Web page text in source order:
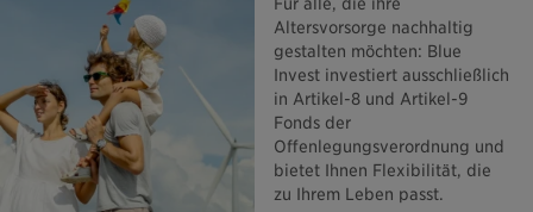
Altersvorsorge nachhaltig
gestalten möchten: Blue
Invest investiert ausschließlich
in Artikel-8 und Artikel-9
Fonds der
Offenlegungsverordnung und
bietet Ihnen Flexibilität, die
zu Ihrem Leben passt.